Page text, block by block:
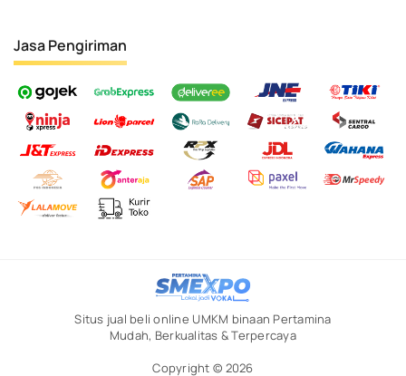
Jasa Pengiriman
Situs jual beli online UMKM binaan Pertamina
Mudah, Berkualitas & Terpercaya
Copyright © 2026